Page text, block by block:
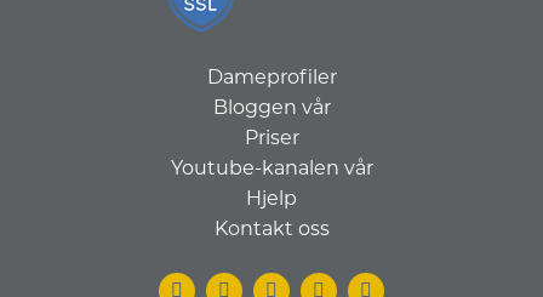
Dameprofiler
Bloggen vår
Priser
Youtube-kanalen vår
Hjelp
Kontakt oss